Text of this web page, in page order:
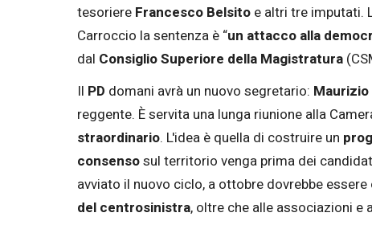
tesoriere Francesco Belsito e altri tre imputati.
Carroccio la sentenza è “un attacco alla
dal Consiglio Superiore della Magistratura
Il PD domani avrà un nuovo segretario:
reggente. È servita una lunga riunione alla
straordinario. L'idea è quella di costruire un
consensosul territorio venga prima dei
avviato il nuovo ciclo, a ottobre dovrebbe
del centrosinistra, oltre che alle associazioni e